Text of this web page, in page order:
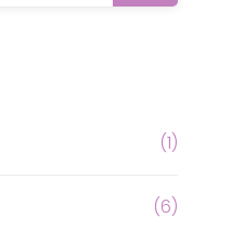
(1)
(6)